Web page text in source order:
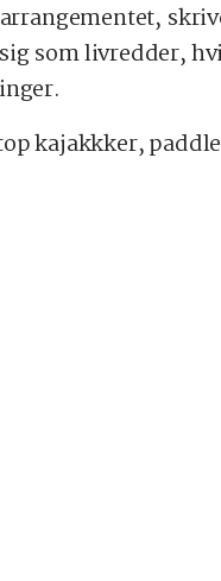
som livredder,
kajakkker,